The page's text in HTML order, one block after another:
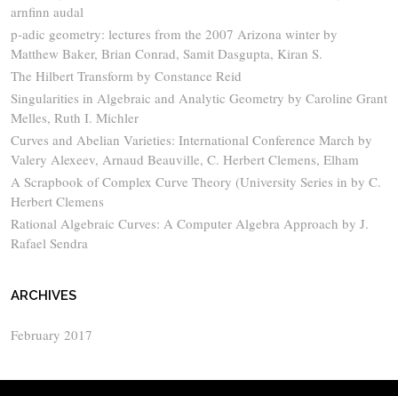
arnfinn audal
p-adic geometry: lectures from the 2007 Arizona winter by
Matthew Baker, Brian Conrad, Samit Dasgupta, Kiran S.
The Hilbert Transform by Constance Reid
Singularities in Algebraic and Analytic Geometry by Caroline Grant
Melles, Ruth I. Michler
Curves and Abelian Varieties: International Conference March by
Valery Alexeev, Arnaud Beauville, C. Herbert Clemens, Elham
A Scrapbook of Complex Curve Theory (University Series in by C.
Herbert Clemens
Rational Algebraic Curves: A Computer Algebra Approach by J.
Rafael Sendra
ARCHIVES
February 2017